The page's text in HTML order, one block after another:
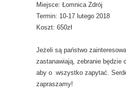
Miejsce: Łomnica Zdrój
Termin: 10-17 lutego 2018
Koszt: 650zł
Jeżeli są państwo
zastanawiają, zebranie będzie
aby o wszystko zapytać.
zapraszamy!